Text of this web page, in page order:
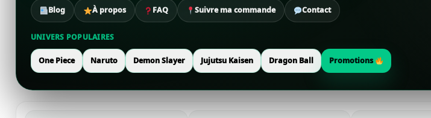
Blog À propos FAQ Suivre ma commande Contact
UNIVERS POPULAIRES
One Piece Naruto Demon Slayer Jujutsu Kaisen Dragon Ball Promotions